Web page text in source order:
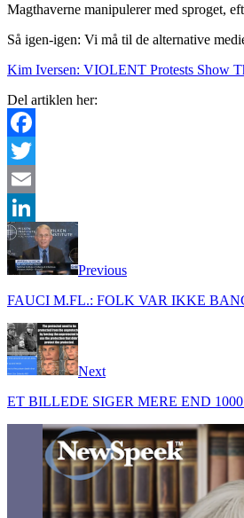
Magthaverne manipulerer med sproget,
Så igen-igen: Vi må til de alternative
Kim Iversen: VIOLENT Protests Show
Del artiklen her:
Facebook
Twitter
Email
LinkedIn
Previous
FAUCI M.FL.: FOLK VAR IKKE
Next
ET BILLEDE SIGER MERE END